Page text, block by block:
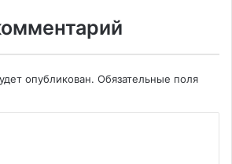
опубликован. Обязательные поля